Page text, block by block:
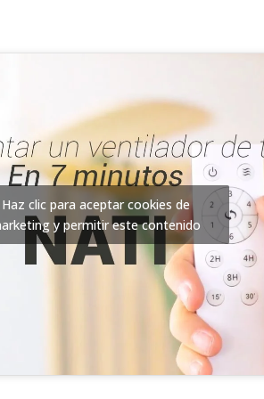
Haz clic para aceptar cookies de
y permitir este contenido